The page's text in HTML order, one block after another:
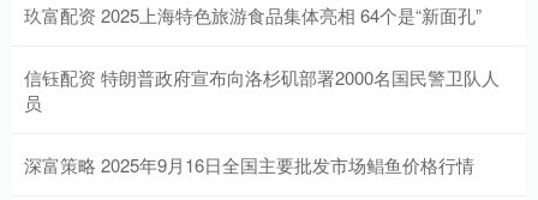
玖富配资 2025上海特色旅游食品集体亮相 64个是“新面孔”
信钰配资 特朗普政府宣布向洛杉矶部署2000名国民警卫队人
员
深富策略 2025年9月16日全国主要批发市场鲳鱼价格行情